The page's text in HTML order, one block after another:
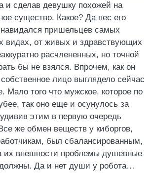
и сделав девушку похожей на
существо. Какое? Да пес его
навидался пришельцев самых
видах, от живых и здравствующих
расчлененных, но точной
бы не взялся. Впрочем, как он
лицо выглядело сейчас
Мало того что мужское, которое по
так оно еще и осунулось за
этим в первую очередь
же обмен веществ у киборгов,
был сбалансированным,
их внешности проблемы душевные
должны. Да и нет души у робота…